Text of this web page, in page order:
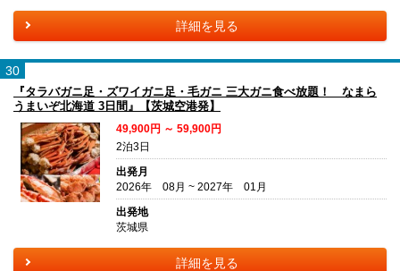
詳細を見る
30
『タラバガニ足・ズワイガニ足・毛ガニ 三大ガニ食べ放題！ なまら
うまいぞ北海道 3日間』【茨城空港発】
49,900円 ～ 59,900円
2泊3日
出発月
2026年 08月 ~ 2027年 01月
出発地
茨城県
詳細を見る